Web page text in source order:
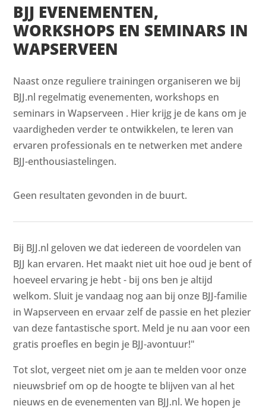
BJJ EVENEMENTEN,
WORKSHOPS EN SEMINARS IN
WAPSERVEEN
Naast onze reguliere trainingen organiseren we bij
BJJ.nl regelmatig evenementen, workshops en
seminars in Wapserveen . Hier krijg je de kans om je
vaardigheden verder te ontwikkelen, te leren van
ervaren professionals en te netwerken met andere
BJJ-enthousiastelingen.
Geen resultaten gevonden in de buurt.
Bij BJJ.nl geloven we dat iedereen de voordelen van
BJJ kan ervaren. Het maakt niet uit hoe oud je bent of
hoeveel ervaring je hebt - bij ons ben je altijd
welkom. Sluit je vandaag nog aan bij onze BJJ-familie
in Wapserveen en ervaar zelf de passie en het plezier
van deze fantastische sport. Meld je nu aan voor een
gratis proefles en begin je BJJ-avontuur!"
Tot slot, vergeet niet om je aan te melden voor onze
nieuwsbrief om op de hoogte te blijven van al het
nieuws en de evenementen van BJJ.nl. We hopen je